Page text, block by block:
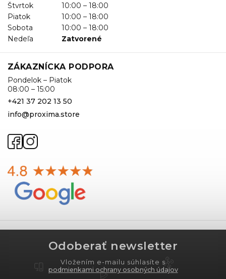
Štvrtok
10:00 – 18:00
Piatok
10:00 – 18:00
Sobota
10:00 – 18:00
Nedeľa
Zatvorené
ZÁKAZNÍCKA PODPORA
Pondelok – Piatok
08:00 – 15:00
+421 37 202 13 50
info@proxima.store
Odoberať newsletter
Vložením e-mailu súhlasíte s
podmienkami ochrany osobných údajov